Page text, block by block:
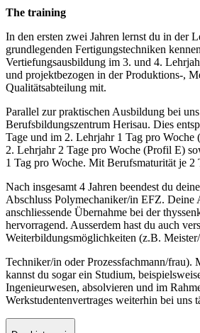
The training
In den ersten zwei Jahren lernst du in der
grundlegenden Fertigungstechniken
Vertiefungsausbildung im 3. und 4.
und projektbezogen in der Produktions-,
Qualitätsabteilung mit.
Parallel zur praktischen Ausbildung bei
Berufsbildungszentrum Herisau. Dies
Tage und im 2. Lehrjahr 1 Tag pro
2. Lehrjahr 2 Tage pro Woche (Profil E)
1 Tag pro Woche. Mit Berufsmaturität je 2
Nach insgesamt 4 Jahren beendest du
Abschluss Polymechaniker/in EFZ. Deine
anschliessende Übernahme bei der
hervorragend. Ausserdem hast du auch
Weiterbildungsmöglichkeiten (z.B.
Techniker/in oder Prozessfachmann/frau).
kannst du sogar ein Studium,
Ingenieurwesen, absolvieren und im
Werkstudentenvertrages weiterhin bei uns